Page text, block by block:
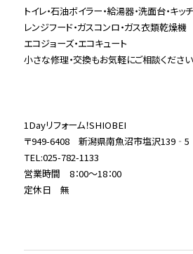
トイレ・石油ボイラー・給湯器・洗面台・キッ
レンジフード・ガスコンロ・ガス衣類乾燥機
エコジョーズ・エコキュート
小さな修理・交換もお気軽にご相談ください
1Dayリフォーム！SHIOBEI
〒949-6408 新潟県南魚沼市塩沢139‐5
TEL:025-782-1133
営業時間 8：00～18：00
定休日 無